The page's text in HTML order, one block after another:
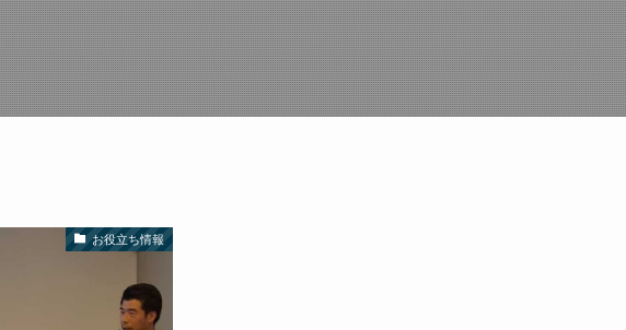
お役立ち情報